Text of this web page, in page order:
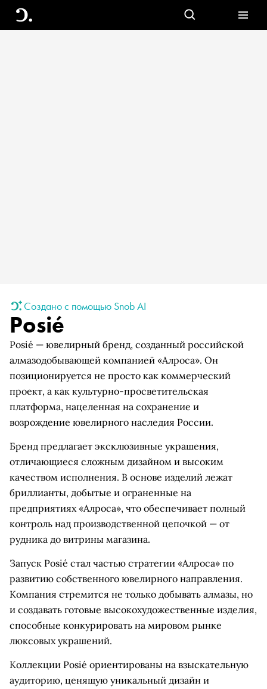
Создано с помощью Snob AI
Posié
Posié — ювелирный бренд, созданный российской
алмазодобывающей компанией «Алроса». Он
позиционируется не просто как коммерческий
проект, а как культурно-просветительская
платформа, нацеленная на сохранение и
возрождение ювелирного наследия России.
Бренд предлагает эксклюзивные украшения,
отличающиеся сложным дизайном и высоким
качеством исполнения. В основе изделий лежат
бриллианты, добытые и ограненные на
предприятиях «Алроса», что обеспечивает полный
контроль над производственной цепочкой — от
рудника до витрины магазина.
Запуск Posié стал частью стратегии «Алроса» по
развитию собственного ювелирного направления.
Компания стремится не только добывать алмазы, но
и создавать готовые высокохудожественные изделия,
способные конкурировать на мировом рынке
люксовых украшений.
Коллекции Posié ориентированы на взыскательную
аудиторию, ценящую уникальный дизайн и